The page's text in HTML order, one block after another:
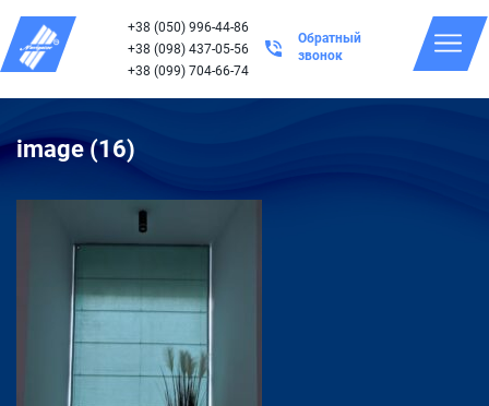
+38 (050) 996-44-86
+38 (098) 437-05-56
+38 (099) 704-66-74
Обратный
звонок
image (16)